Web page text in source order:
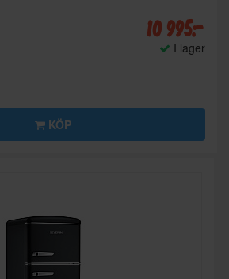
10 995:-
I lager
KÖP